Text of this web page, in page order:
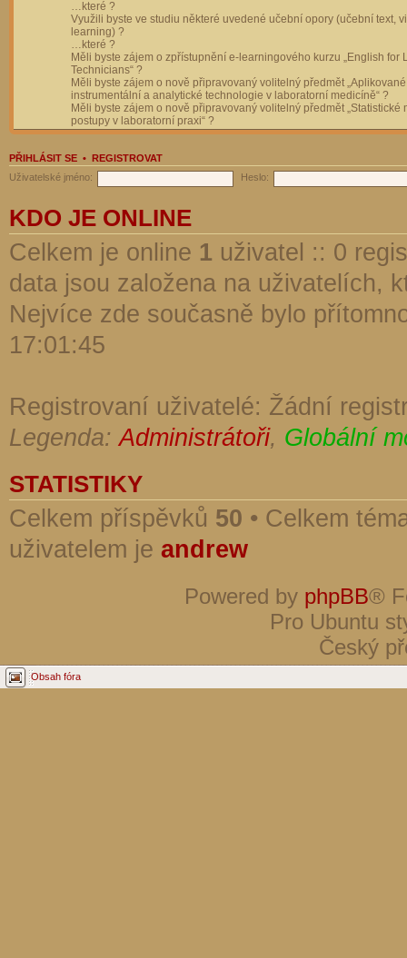
…které ?
Využili byste ve studiu některé uvedené učební opory (učební text,
learning) ?
…které ?
Měli byste zájem o zpřístupnění e-learningového kurzu „English for
Technicians“ ?
Měli byste zájem o nově připravovaný volitelný předmět „Aplikované
instrumentální a analytické technologie v laboratorní medicíně“ ?
Měli byste zájem o nově připravovaný volitelný předmět „Statistické
postupy v laboratorní praxi“ ?
PŘIHLÁSIT SE • REGISTROVAT
Uživatelské jméno:
Heslo:
KDO JE ONLINE
Celkem je online 1 uživatel :: 0
data jsou založena na uživatelích,
Nejvíce zde současně bylo
17:01:45
Registrovaní uživatelé: Žádní
Legenda:Administrátoři, Globální
STATISTIKY
Celkem příspěvků 50 • Celkem
uživatelem je andrew
Powered by phpBB®
Pro Ubuntu
Český
Obsah fóra